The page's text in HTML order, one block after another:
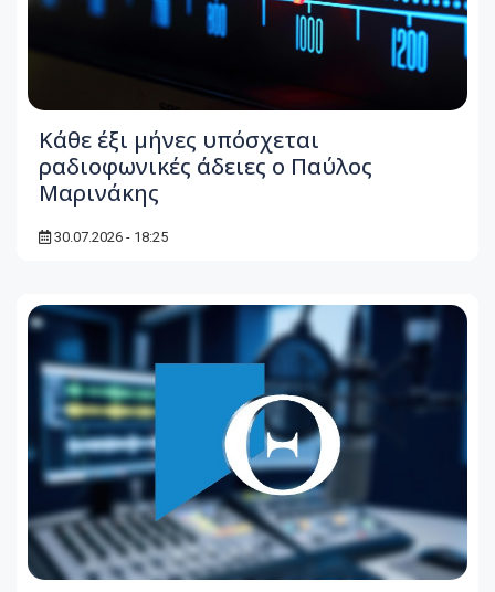
Κάθε έξι μήνες υπόσχεται
ραδιοφωνικές άδειες ο Παύλος
Μαρινάκης
30.07.2026 - 18:25